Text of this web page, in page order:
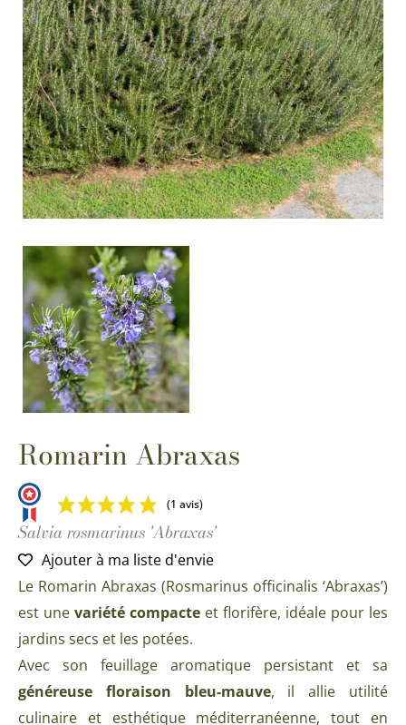
Romarin Abraxas
(1 avis)
Salvia rosmarinus 'Abraxas'
Ajouter à ma liste d'envie
Le Romarin Abraxas (Rosmarinus officinalis ‘Abraxas’)
est une variété compacte et florifère, idéale pour les
jardins secs et les potées.
Avec son feuillage aromatique persistant et sa
généreuse floraison bleu-mauve, il allie utilité
culinaire et esthétique méditerranéenne, tout en